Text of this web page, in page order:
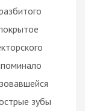
зубы